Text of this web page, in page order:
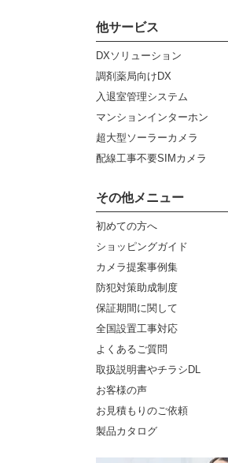
販売終了商品
他サービス
DXソリューション
調剤薬局向けDX
入退室管理システム
マンションインターホン
超大型ソーラーカメラ
配線工事不要SIMカメラ
その他メニュー
初めての方へ
ショッピングガイド
カメラ提案事例集
防犯対策助成制度
保証期間に関して
全国設置工事対応
よくあるご質問
取扱説明書やチラシDL
お客様の声
お見積もりのご依頼
製品カタログ